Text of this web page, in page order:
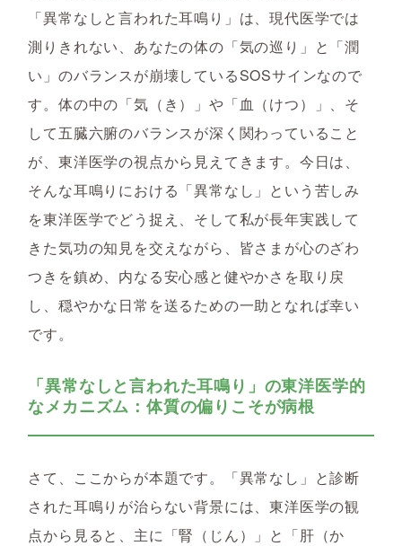
「異常なしと言われた耳鳴り」は、現代医学では
測りきれない、あなたの体の「気の巡り」と「潤
い」のバランスが崩壊しているSOSサインなので
す。体の中の「気（き）」や「血（けつ）」、そ
して五臓六腑のバランスが深く関わっていること
が、東洋医学の視点から見えてきます。今日は、
そんな耳鳴りにおける「異常なし」という苦しみ
を東洋医学でどう捉え、そして私が長年実践して
きた気功の知見を交えながら、皆さまが心のざわ
つきを鎮め、内なる安心感と健やかさを取り戻
し、穏やかな日常を送るための一助となれば幸い
です。
「異常なしと言われた耳鳴り」の東洋医学的
なメカニズム：体質の偏りこそが病根
さて、ここからが本題です。「異常なし」と診断
された耳鳴りが治らない背景には、東洋医学の観
点から見ると、主に「腎（じん）」と「肝（か